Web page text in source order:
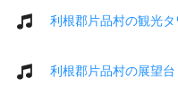
利根郡片品村の観光タ
利根郡片品村の展望台